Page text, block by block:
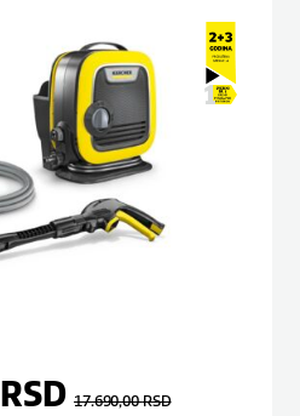
RSD 17.690,00RSD